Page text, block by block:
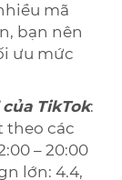
mã
bạn nên
ưu mức
TikTok:
theo các
– 20:00
lớn: 4.4,